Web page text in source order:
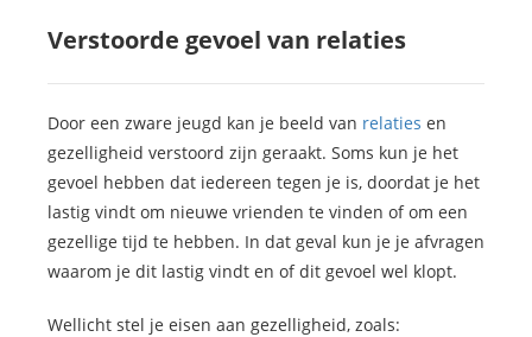
Verstoorde gevoel van relaties
Door een zware jeugd kan je beeld van relaties en
gezelligheid verstoord zijn geraakt. Soms kun je het
gevoel hebben dat iedereen tegen je is, doordat je het
lastig vindt om nieuwe vrienden te vinden of om een
gezellige tijd te hebben. In dat geval kun je je afvragen
waarom je dit lastig vindt en of dit gevoel wel klopt.
Wellicht stel je eisen aan gezelligheid, zoals: